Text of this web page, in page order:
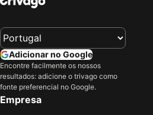
Adicionar no Google
Encontre facilmente os nossos
resultados: adicione o trivago como
fonte preferencial no Google.
Empresa